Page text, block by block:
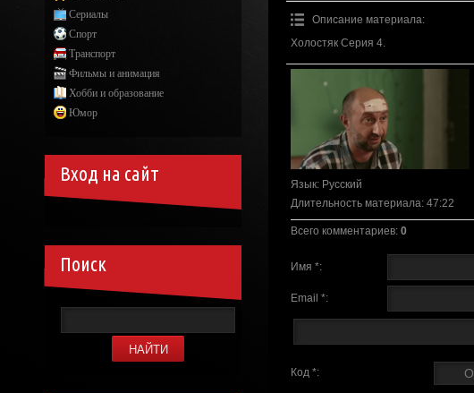
Описание материала:
Холостяк Серия 4.
Язык: Русский
Длительность материала: 47:22
Всего комментариев: 0
Имя *:
Email *:
Код *:
Сериалы
Спорт
Транспорт
Фильмы и анимация
Хобби и образование
Юмор
Вход на сайт
Поиск